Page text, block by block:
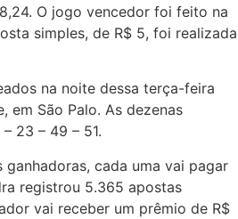
O jogo vencedor foi feito na
simples, de R$ 5, foi realizada
na noite dessa terça-feira
em São Palo. As dezenas
23 – 49 – 51.
cada uma vai pagar
registrou 5.365 apostas
vai receber um prêmio de R$